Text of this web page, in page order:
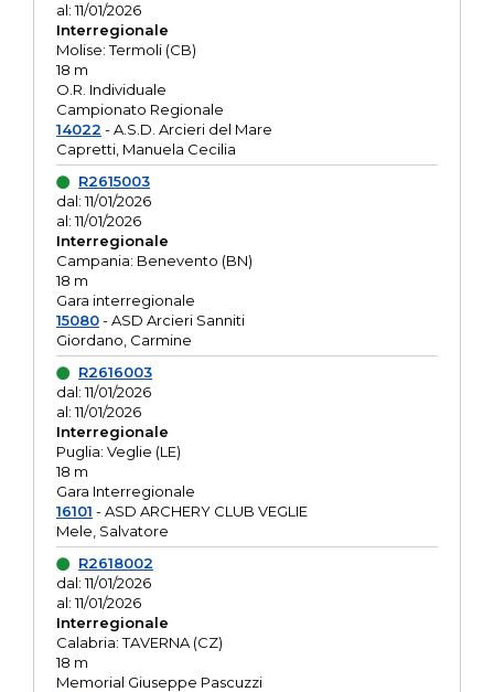
al: 11/01/2026
Interregionale
Molise: Termoli (CB)
18 m
O.R. Individuale
Campionato Regionale
14022 - A.S.D. Arcieri del Mare
Capretti, Manuela Cecilia
R2615003
dal: 11/01/2026
al: 11/01/2026
Interregionale
Campania: Benevento (BN)
18 m
Gara interregionale
15080- ASD Arcieri Sanniti
Giordano, Carmine
R2616003
dal: 11/01/2026
al: 11/01/2026
Interregionale
Puglia: Veglie (LE)
18 m
Gara Interregionale
16101 - ASD ARCHERY CLUB VEGLIE
Mele, Salvatore
R2618002
dal: 11/01/2026
al: 11/01/2026
Interregionale
Calabria: TAVERNA (CZ)
18 m
Memorial Giuseppe Pascuzzi